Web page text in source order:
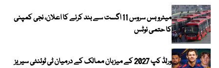
میٹرو بس سروس 11 اگست سے بند کرنے کا اعلان، نجی کمپنی
کا حتمی نوٹس
ورلڈ کپ 2027 کے میزبان ممالک کے درمیان ٹی ٹوئنٹی سیریز